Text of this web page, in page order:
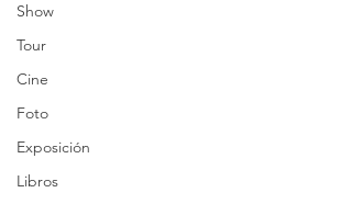
Show
Tour
Cine
Foto
Exposición
Libros